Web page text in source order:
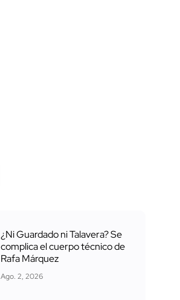
¿Ni Guardado ni Talavera? Se
complica el cuerpo técnico de
Rafa Márquez
Ago. 2, 2026